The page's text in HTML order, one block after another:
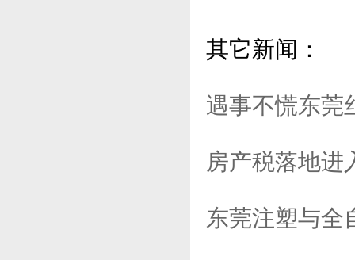
其它新闻：
遇事不慌东莞
房产税落地进
东莞注塑与全